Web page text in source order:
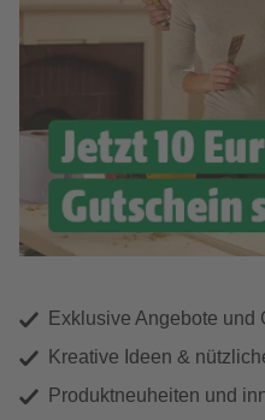
Exklusive Angebote und
Kreative Ideen &
Produktneuheiten und